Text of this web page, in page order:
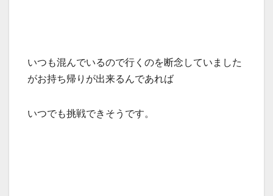
いつも混んでいるので行くのを断念していました
がお持ち帰りが出来るんであれば
いつでも挑戦できそうです。